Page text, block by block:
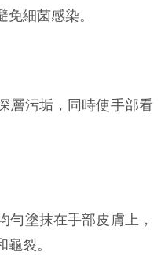
細菌感染。
層污垢，同時使手部看
勻塗抹在手部皮膚上，
裂。